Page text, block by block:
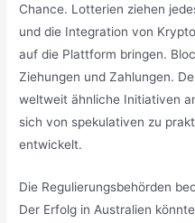
Chance. Lotterien ziehen
und die Integration von
auf die Plattform bringen.
Ziehungen und Zahlungen.
weltweit ähnliche Initiativen
sich von spekulativen zu
entwickelt.
Die Regulierungsbehörden
Der Erfolg in Australien